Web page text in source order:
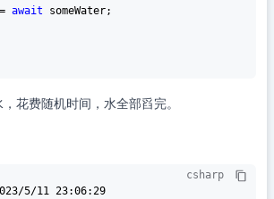
await someWater;
花费随机时间，水全部舀完。
csharp
/5/11 23:06:29